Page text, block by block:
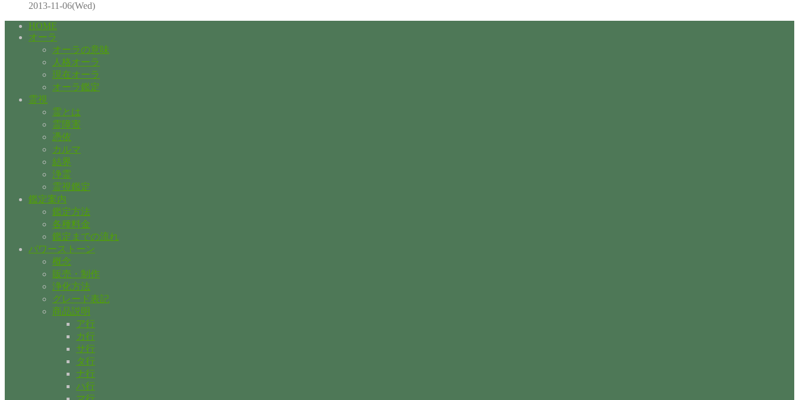
2013-11-06(Wed)
HOME
オーラ
オーラの意味
人格オーラ
現在オーラ
オーラ鑑定
霊視
霊とは
霊障害
憑依
カルマ
結界
浄霊
霊視鑑定
鑑定案内
鑑定方法
各種料金
鑑定までの流れ
パワーストーン
概念
販売・制作
浄化方法
グレード表記
商品説明
ア行
カ行
サ行
タ行
ナ行
ハ行